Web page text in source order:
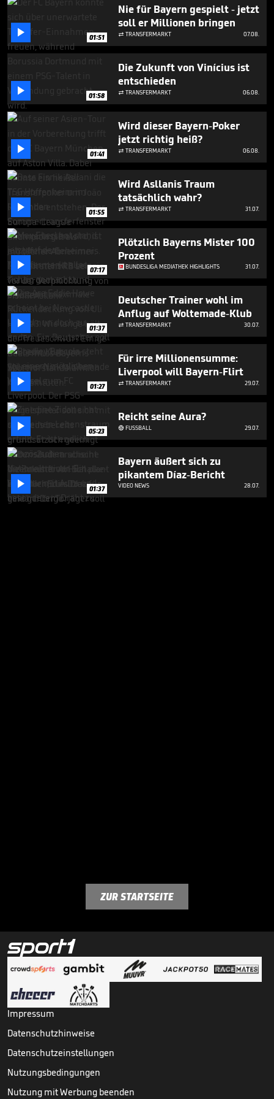
1
19
seconds
 01:51
Nie für Bayern gespielt - jetzt
soll er Millionen bringen
 TRANSFERMARKT 07.08.
 01:58
Die Zukunft von Vinícius ist
entschieden
 TRANSFERMARKT 06.08.
 01:41
Wird dieser Bayern-Poker
jetzt richtig heiß?
 TRANSFERMARKT 06.08.
 01:55
Wird Asllanis Traum
tatsächlich wahr?
 TRANSFERMARKT 31.07.
 07:17
Plötzlich Bayerns Mister 100
Prozent
BUNDESLIGA MEDIATHEK HIGHLIGHTS 31.07.
 01:37
Deutscher Trainer wohl im
Anflug auf Woltemade-Klub
 TRANSFERMARKT 30.07.
 01:27
Für irre Millionensumme:
Liverpool will Bayern-Flirt
 TRANSFERMARKT 29.07.
 05:23
Reicht seine Aura?
FUSSBALL 29.07.
 01:37
Bayern äußert sich zu
pikantem Díaz-Bericht
VIDEO NEWS 28.07.
ZUR STARTSEITE
Impressum
Datenschutzhinweise
Datenschutzeinstellungen
Nutzungsbedingungen
Nutzung mit Werbung beenden